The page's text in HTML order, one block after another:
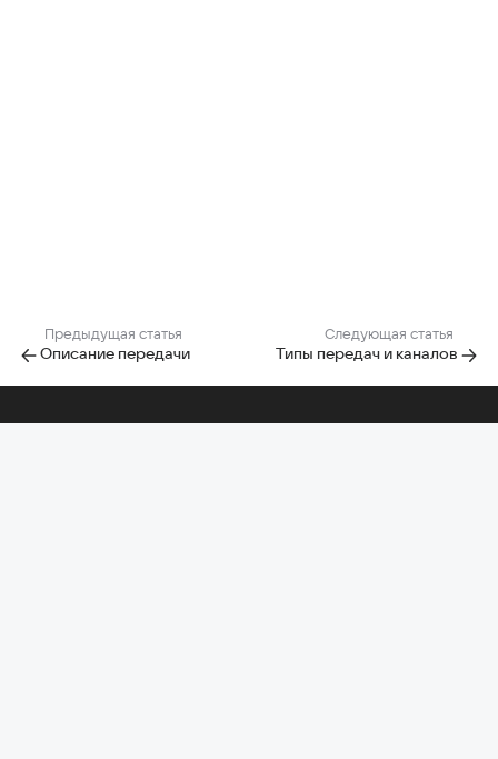
Предыдущая статья
Описание передачи
Следующая статья
Типы передач и каналов
Помощь по другим проектам